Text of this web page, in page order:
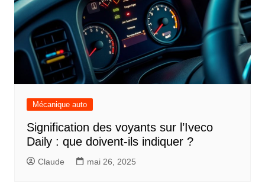
Mécanique auto
Signification des voyants sur l’Iveco
Daily : que doivent-ils indiquer ?
Claude mai 26, 2025